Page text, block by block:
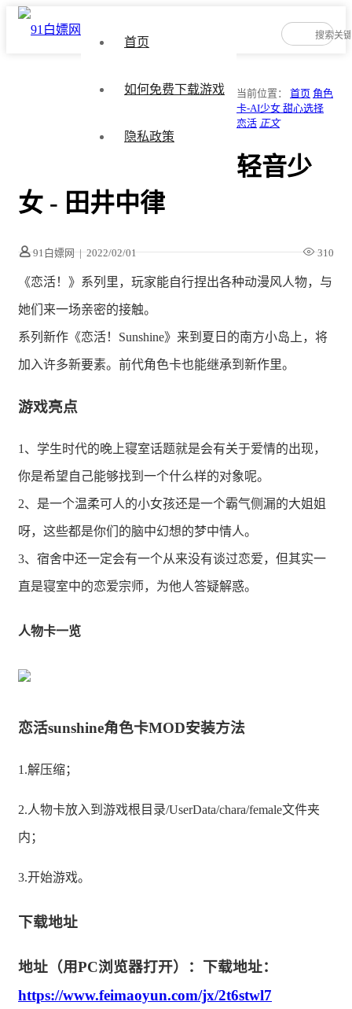
首页
如何免费下载游戏
隐私政策
当前位置： 首页 角色
卡-AI少女 甜心选择
恋活 正文
轻音少
女 - 田井中律
91白嫖网 | 2022/02/01 310
《恋活！》系列里，玩家能自行捏出各种动漫风人物，与
她们来一场亲密的接触。
系列新作《恋活！Sunshine》来到夏日的南方小岛上，将
加入许多新要素。前代角色卡也能继承到新作里。
游戏亮点
1、学生时代的晚上寝室话题就是会有关于爱情的出现，
你是希望自己能够找到一个什么样的对象呢。
2、是一个温柔可人的小女孩还是一个霸气侧漏的大姐姐
呀，这些都是你们的脑中幻想的梦中情人。
3、宿舍中还一定会有一个从来没有谈过恋爱，但其实一
直是寝室中的恋爱宗师，为他人答疑解惑。
人物卡一览
恋活sunshine角色卡MOD安装方法
1.解压缩；
2.人物卡放入到游戏根目录/UserData/chara/female文件夹
内；
3.开始游戏。
下载地址
地址（用PC浏览器打开）：下载地址：
https://www.feimaoyun.com/jx/2t6stwl7